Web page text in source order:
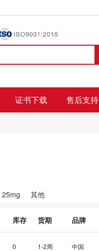
证书下载 售后支持
25mg 其他
库存 货期 品牌
0 1-2周 中国